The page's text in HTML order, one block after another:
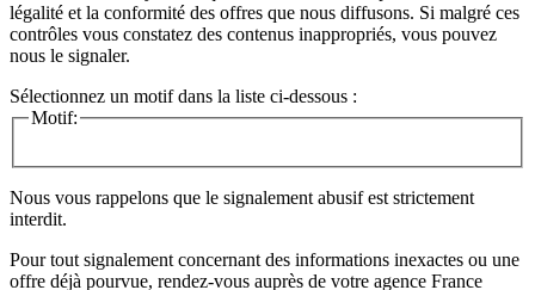
légalité et la conformité des offres que nous diffusons. Si malgré ces
contrôles vous constatez des contenus inappropriés, vous pouvez
nous le signaler.
Sélectionnez un motif dans la liste ci-dessous :
Motif:
Nous vous rappelons que le signalement abusif est strictement
interdit.
Pour tout signalement concernant des informations inexactes ou une
offre déjà pourvue, rendez-vous auprès de votre agence France